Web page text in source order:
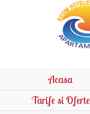
Acasa
Tarife si Oferte